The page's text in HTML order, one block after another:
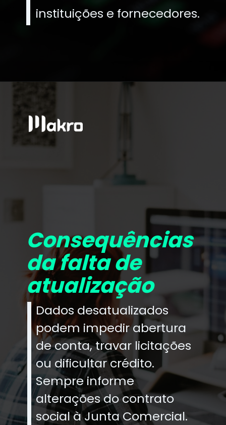
instituições e fornecedores.
Consequências
da falta de
atualização
Dados desatualizados
podem impedir abertura
de conta, travar licitações
ou dificultar crédito.
Sempre informe
alterações do contrato
social à Junta Comercial.